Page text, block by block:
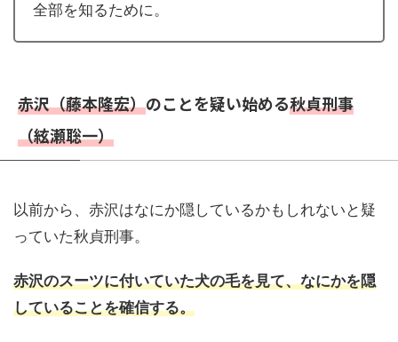
全部を知るために。
赤沢（藤本隆宏）のことを疑い始める秋貞刑事
（絃瀬聡一）
以前から、赤沢はなにか隠しているかもしれないと疑
っていた秋貞刑事。
赤沢のスーツに付いていた犬の毛を見て、なにかを隠
していることを確信する。